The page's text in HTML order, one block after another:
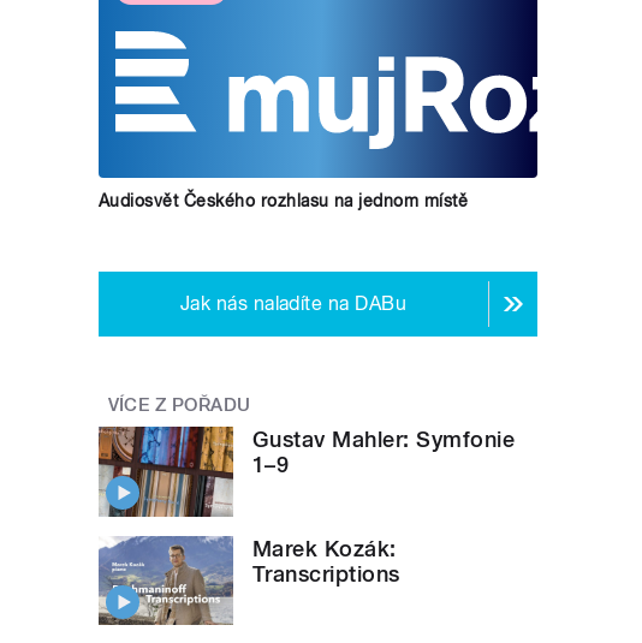
Audiosvět Českého rozhlasu na jednom místě
Jak nás naladíte na DABu
VÍCE Z POŘADU
Gustav Mahler: Symfonie
1–9
Marek Kozák:
Transcriptions